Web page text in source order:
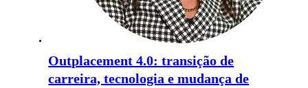
Outplacement 4.0: transição de
carreira, tecnologia e mudança de